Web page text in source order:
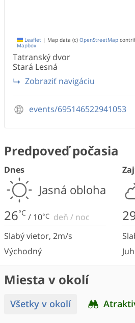
Leaflet | Map data (c) OpenStreetMap
Mapbox
Tatranský dvor
Stará Lesná
Zobraziť navigáciu
events/695146522941053
Predpoveď počasia
Dnes
Jasná obloha
26°C / 10°C deň / noc
Slabý vietor, 2m/s
Východný
Miesta v okolí
Všetky v okolí